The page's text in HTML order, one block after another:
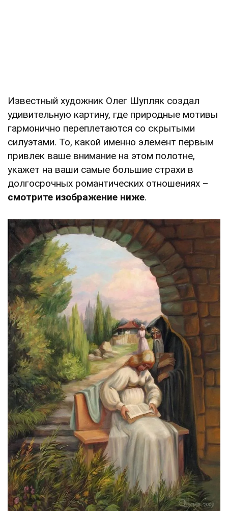
Известный художник Олег Шупляк создал
удивительную картину, где природные мотивы
гармонично переплетаются со скрытыми
силуэтами. То, какой именно элемент первым
привлек ваше внимание на этом полотне,
укажет на ваши самые большие страхи в
долгосрочных романтических отношениях –
смотрите изображение ниже.